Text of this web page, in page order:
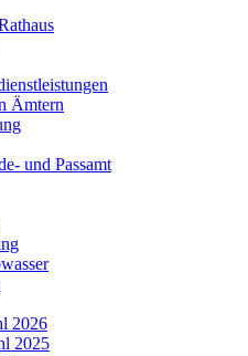
Ämtern
und Passamt
2026
2025